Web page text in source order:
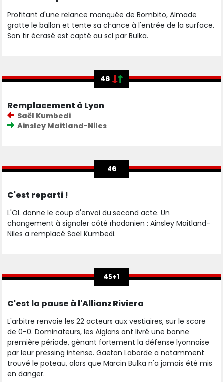
Profitant d'une relance manquée de Bombito, Almade
gratte le ballon et tente sa chance à l'entrée de la surface.
Son tir écrasé est capté au sol par Bulka.
46
Remplacement à Lyon
Saël Kumbedi
Ainsley Maitland-Niles
46
C'est reparti !
L'OL donne le coup d'envoi du second acte. Un
changement à signaler côté rhodanien : Ainsley Maitland-
Niles a remplacé Saël Kumbedi.
45+1
C'est la pause à l'Allianz Riviera
L'arbitre renvoie les 22 acteurs aux vestiaires, sur le score
de 0-0. Dominateurs, les Aiglons ont livré une bonne
première période, gênant fortement la défense lyonnaise
par leur pressing intense. Gaëtan Laborde a notamment
trouvé le poteau, alors que Marcin Bulka n'a jamais été mis
en danger.